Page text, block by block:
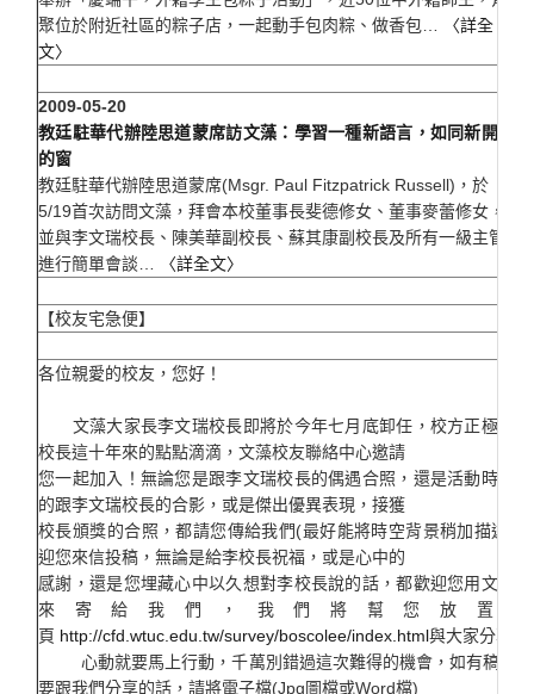
聚位於附近社區的粽子店，一起動手包肉粽、做香包…
〈詳全
文〉
2009-05-20
教廷駐華代辦陸思道蒙席訪文藻：學習一種新語言，如同新開一
的窗
教廷駐華代辦陸思道蒙席(Msgr. Paul Fitzpatrick Russell)，於
5/19首次訪問文藻，拜會本校董事長斐德修女、董事麥蕾修女，
並與李文瑞校長、陳美華副校長、蘇其康副校長及所有一級主管
進行簡單會談…
〈詳全文〉
【校友宅急便】
各位親愛的校友，您好！
文藻大家長李文瑞校長即將於今年七月底卸任，校方正極積收
校長這十年來的點點滴滴，文藻校友聯絡中心邀請
您一起加入！無論您是跟李文瑞校長的偶遇合照，還是活動時像
的跟李文瑞校長的合影，或是傑出優異表現，接獲
校長頒獎的合照，都請您傳給我們(最好能將時空背景稍加描述)
迎您來信投稿，無論是給李校長祝福，或是心中的
感謝，還是您埋藏心中以久想對李校長說的話，都歡迎您用文字
來寄給我們，我們將幫您放置
頁 http://cfd.wtuc.edu.tw/survey/boscolee/index.html與大家分享喔
心動就要馬上行動，千萬別錯過這次難得的機會，如有稿件或
要跟我們分享的話，請將電子檔(Jpg圖檔或Word檔)